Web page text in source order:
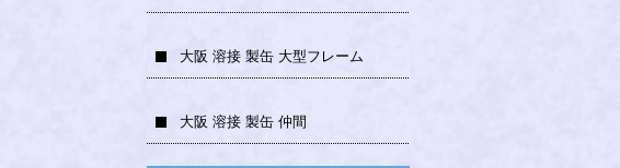
大阪 溶接 製缶 大型フレーム
大阪 溶接 製缶 仲間